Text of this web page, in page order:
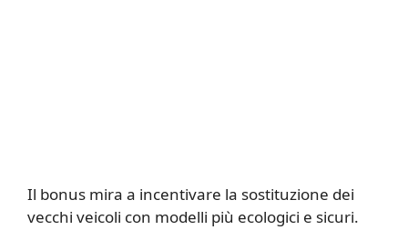
Il bonus mira a incentivare la sostituzione dei
vecchi veicoli con modelli più ecologici e sicuri.